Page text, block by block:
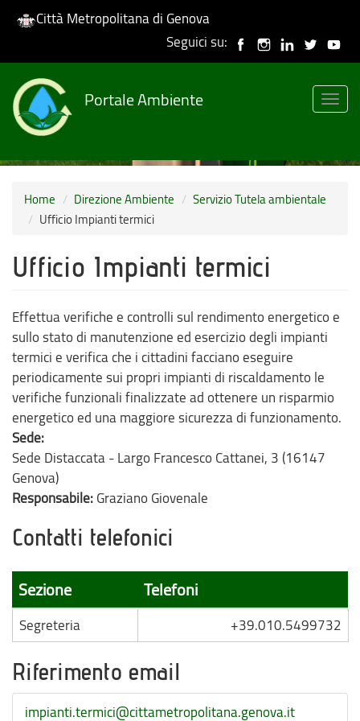
Salta
contenuto
principale
Città Metropolitana di Genova
Seguici su:
Portale Ambiente
Home Direzione Ambiente
Servizio Tutela ambientale
Ufficio Impianti termici
Ufficio Impianti termici
Effettua verifiche e controlli sul rendimento energetico e
sullo stato di manutenzione ed esercizio degli impianti
termici e verifica che i cittadini facciano eseguire
periodicamente sui propri impianti di riscaldamento le
verifiche funzionali finalizzate ad ottenere un risparmio
energetico ed una maggiore sicurezza di funzionamento.
Sede:
Sede Distaccata - Largo Francesco Cattanei, 3 (16147
Genova)
Responsabile: Graziano Giovenale
Contatti telefonici
Sezione Telefoni
Segreteria +39.010.5499732
Riferimento email
impianti.termici@cittametropolitana.genova.it